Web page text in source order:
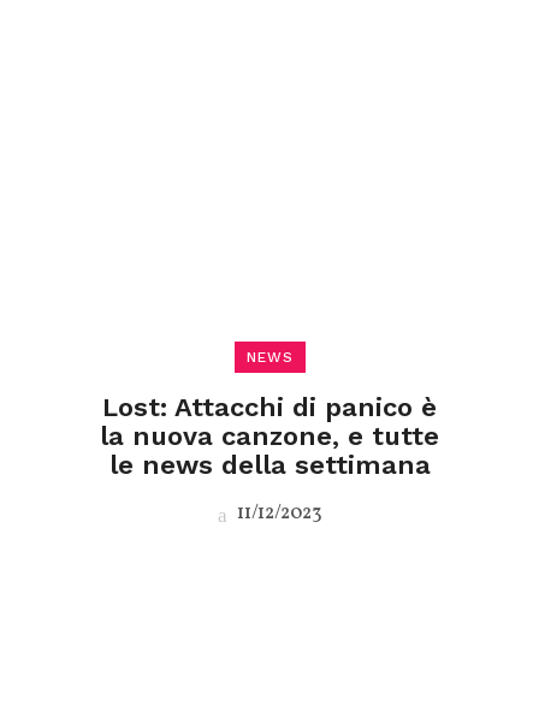
NEWS
Lost: Attacchi di panico è
la nuova canzone, e tutte
le news della settimana
11/12/2023